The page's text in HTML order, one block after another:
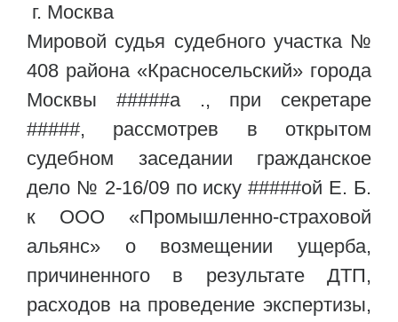
г. Москва
Мировой судья судебного участка №
408 района «Красносельский» города
Москвы #####а ., при секретаре
#####, рассмотрев в открытом
судебном заседании гражданское
дело № 2-16/09 по иску #####ой Е. Б.
к ООО «Промышленно-страховой
альянс» о возмещении ущерба,
причиненного в результате ДТП,
расходов на проведение экспертизы,